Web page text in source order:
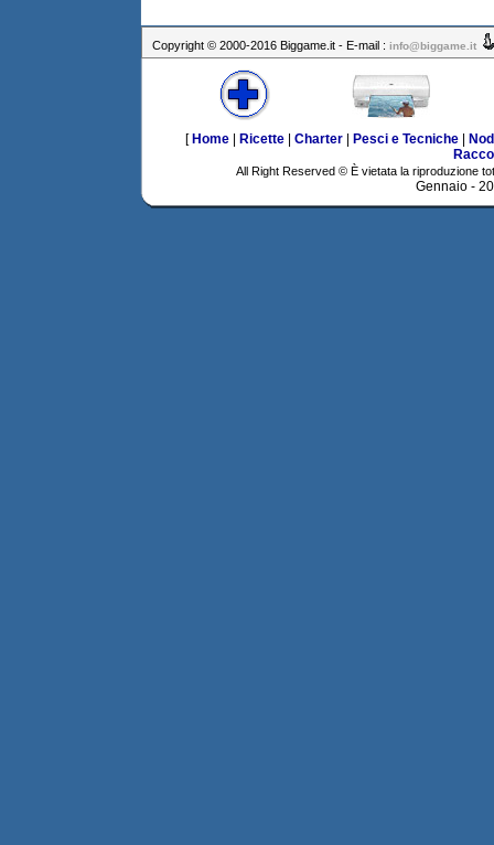
Copyright © 2000-2016 Biggame.it - E-mail : info@biggame.it
[ Home| Ricette| Charter| Pesci e Tecniche|
All Right Reserved © È vietata la riproduzione
Gennaio -